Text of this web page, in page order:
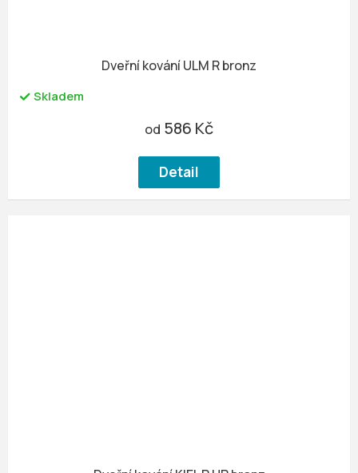
Dveřní kování ULM R bronz
Skladem
od 586 Kč
Detail